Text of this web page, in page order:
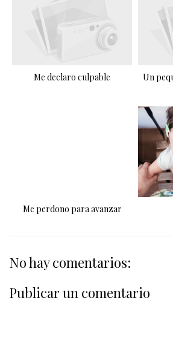
Me declaro culpable
Un
Me perdono para avanzar
No hay comentarios:
Publicar un comentario